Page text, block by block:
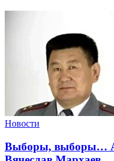
Новости
Выборы, выборы… А